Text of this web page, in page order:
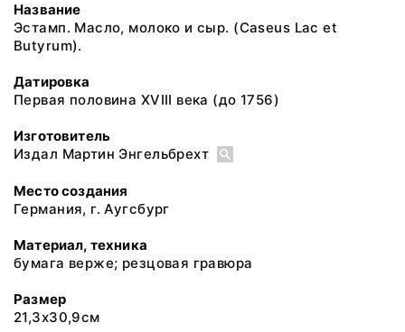
Название
Эстамп. Масло, молоко и сыр. (Caseus Lac et
Butyrum).
Датировка
Первая половина XVIII века (до 1756)
Изготовитель
Издал Мартин Энгельбрехт
Место создания
Германия, г. Аугсбург
Материал, техника
бумага верже; резцовая гравюра
Размер
21,3х30,9см